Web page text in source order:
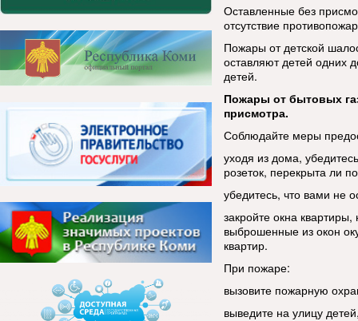
Оставленные без
отсутствие
Пожары от детской
оставляют детей одних
детей.
Пожары от бытовых
присмотра.
Соблюдайте меры
уходя из дома,
розеток, перекрыта ли
убедитесь, что вами не
закройте окна
выброшенные из окон
квартир.
При пожаре:
вызовите пожарную
выведите на улицу